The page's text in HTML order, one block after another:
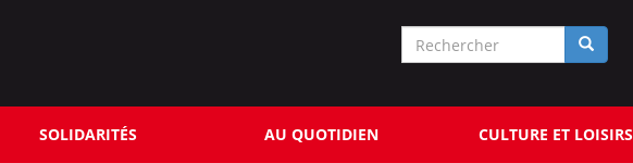
Formulaire
recherche
SOLIDARITÉS AU QUOTIDIEN CULTURE ET LOISIRS